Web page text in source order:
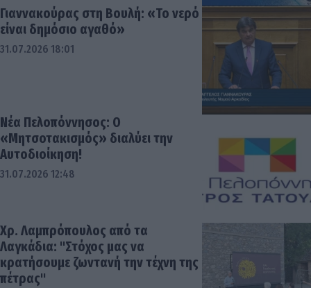
Γιαννακούρας στη Βουλή: «Το νερό
είναι δημόσιο αγαθό»
31.07.2026 18:01
Νέα Πελοπόννησος: Ο
«Μητσοτακισμός» διαλύει την
Αυτοδιοίκηση!
31.07.2026 12:48
Χρ. Λαμπρόπουλος από τα
Λαγκάδια: "Στόχος μας να
κρατήσουμε ζωντανή την τέχνη της
πέτρας"